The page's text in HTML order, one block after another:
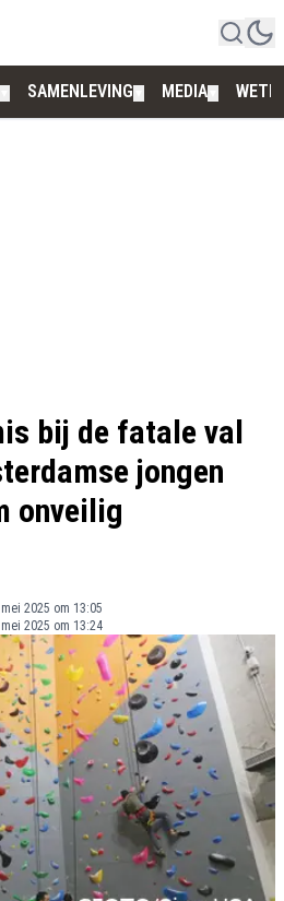
SAMENLEVING MEDIA
bij de fatale val
jongen
onveilig
2025 om 13:05
2025 om 13:24